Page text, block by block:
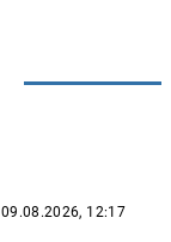
09.08.2026, 12:17